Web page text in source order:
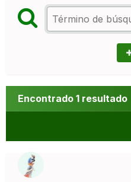
Encontrado 1 resultado